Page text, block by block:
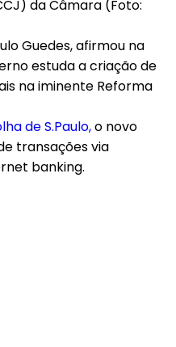
da Câmara (Foto:
Guedes, afirmou na
estuda a criação de
na iminente Reforma
de S.Paulo,o novo
transações via
banking.